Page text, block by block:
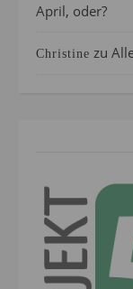
April, oder?
Christine zu